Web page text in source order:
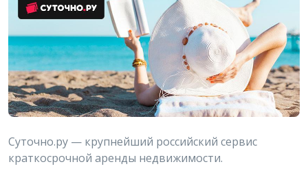
Суточно.ру — крупнейший российский сервис
краткосрочной аренды недвижимости.